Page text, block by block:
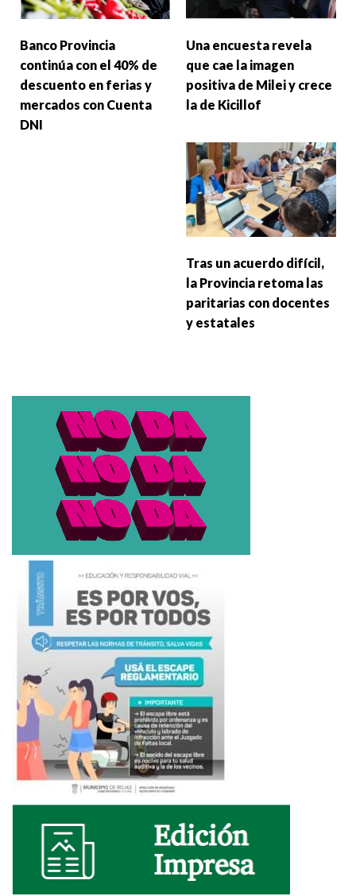
Banco Provincia
continúa con el 40% de
descuento en ferias y
mercados con Cuenta
DNI
Una encuesta revela
que cae la imagen
positiva de Milei y crece
la de Kicillof
Tras un acuerdo difícil,
la Provincia retoma las
paritarias con docentes
y estatales